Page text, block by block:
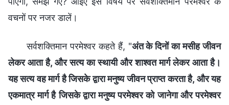
वचनों पर नजर डालें।
सर्वशक्तिमान परमेश्वर कहते हैं, "अंत के दिनों का मसीह जीवन
लेकर आता है, और सत्य का स्थायी और शाश्वत मार्ग लेकर आता है।
यह सत्य वह मार्ग है जिसके द्वारा मनुष्य जीवन प्राप्त करता है, और यह
एकमात्र मार्ग है जिसके द्वारा मनुष्य परमेश्वर को जानेगा और परमेश्वर